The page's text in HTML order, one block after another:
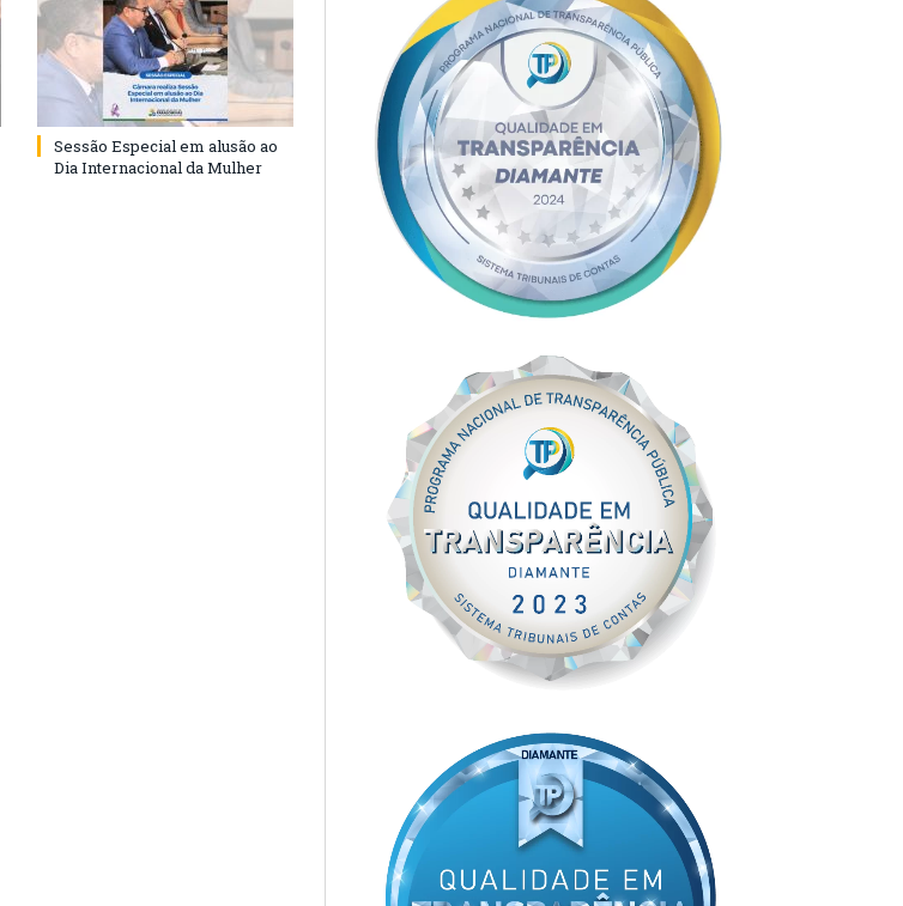
Sessão Especial em alusão ao
Dia Internacional da Mulher